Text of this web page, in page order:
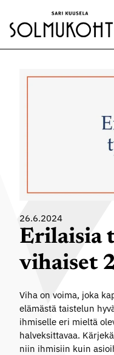
sisältöön
26.6.2024
Erilaisia
vihaiset
Viha on voima, joka
elämästä taistelun
ihmiselle eri mieltä
halveksittavaa.
niin ihmisiin kuin